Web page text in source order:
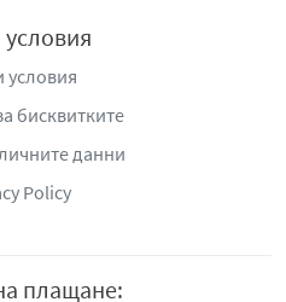
бисквитките
данни
Policy
плащане: